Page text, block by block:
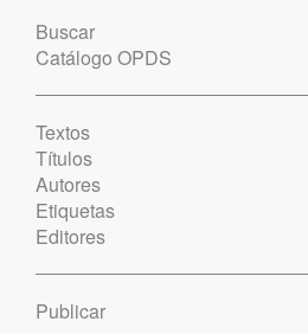
Buscar
Catálogo OPDS
Textos
Títulos
Autores
Etiquetas
Editores
Publicar